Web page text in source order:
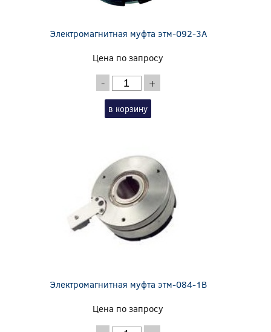
Электромагнитная муфта этм-092-3А
Цена по запросу
- +
в корзину
Электромагнитная муфта этм-084-1В
Цена по запросу